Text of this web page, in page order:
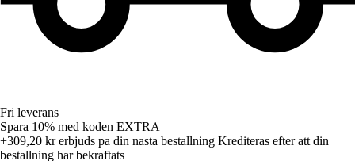
Fri leverans
Spara 10% med koden EXTRA
+309,20 krerbjuds pa din nasta bestallning Krediteras efter att din
bestallning har bekraftats